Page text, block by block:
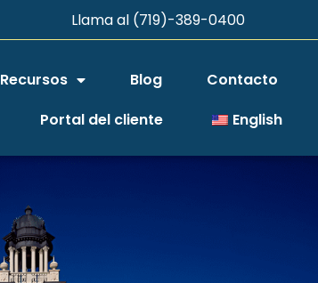
Llama al (719)-389-0400
Recursos Blog
Contacto
Portal del cliente
English